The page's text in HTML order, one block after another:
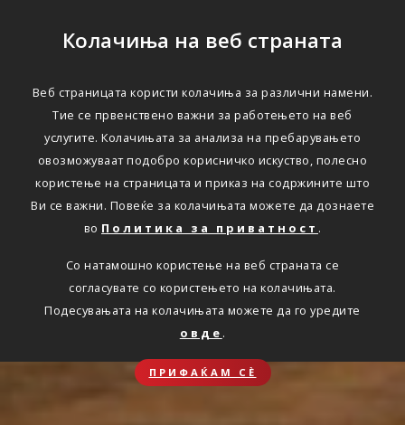
Колачиња на веб страната
Веб страницата користи колачиња за различни намени.
Тие се првенствено важни за работењето на веб
услугите. Колачињата за анализа на пребарувањето
овозможуваат подобро корисничко искуство, полесно
користење на страницата и приказ на содржините што
Ви се важни. Повеќе за колачињата можете да дознаете
во Политика за приватност .
Со натамошно користење на веб страната се
согласувате со користењето на колачињата.
Подесувањата на колачињата можете да го уредите
овде .
ПРИФАЌАМ СЀ